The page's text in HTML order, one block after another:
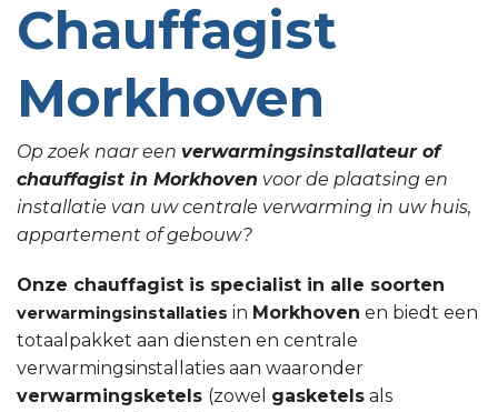
Chauffagist
Morkhoven
Op zoek naar een verwarmingsinstallateur of
chauffagist in Morkhoven voor de plaatsing en
installatie van uw centrale verwarming in uw huis,
appartement of gebouw?
Onze chauffagist is specialist in alle soorten
verwarmingsinstallaties in Morkhoven en biedt een
totaalpakket aan diensten en centrale
verwarmingsinstallaties aan waaronder
verwarmingsketels (zowel gasketels als